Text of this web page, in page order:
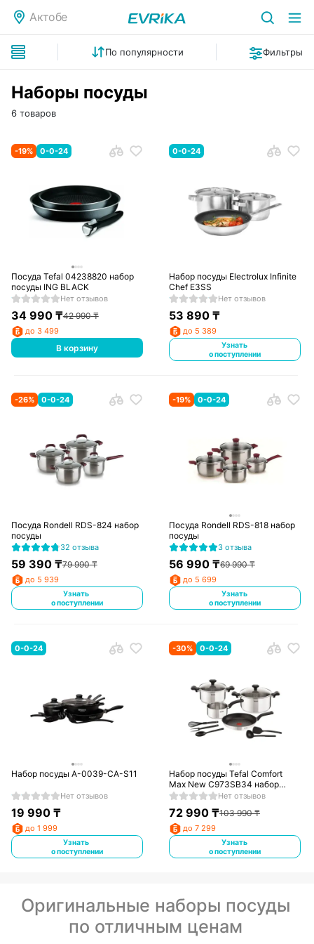
Актобе
По популярности Фильтры
Наборы посуды
6 товаров
-19% 0-0-24
Посуда Tefal 04238820 набор
посуды ING BLACK
Нет отзывов
34 990₸42 990₸
до 3 499
В корзину
0-0-24
Набор посуды Electrolux Infinite
Chef E3SS
Нет отзывов
53 890 ₸
до 5 389
Узнать
о поступлении
-26% 0-0-24
Посуда Rondell RDS-824 набор
посуды
32 отзыва
59 390₸79 990₸
до 5 939
Узнать
о поступлении
-19% 0-0-24
Посуда Rondell RDS-818 набор
посуды
3 отзыва
56 990 ₸69 990₸
до 5 699
Узнать
о поступлении
0-0-24
Набор посуды A-0039-CA-S11
Нет отзывов
19 990₸
до 1 999
Узнать
о поступлении
-30% 0-0-24
Набор посуды Tefal Comfort
Max New C973SB34 набор
посуды
Нет отзывов
72 990 ₸103 990₸
до 7 299
Узнать
о поступлении
Оригинальные наборы посуды
по отличным ценам